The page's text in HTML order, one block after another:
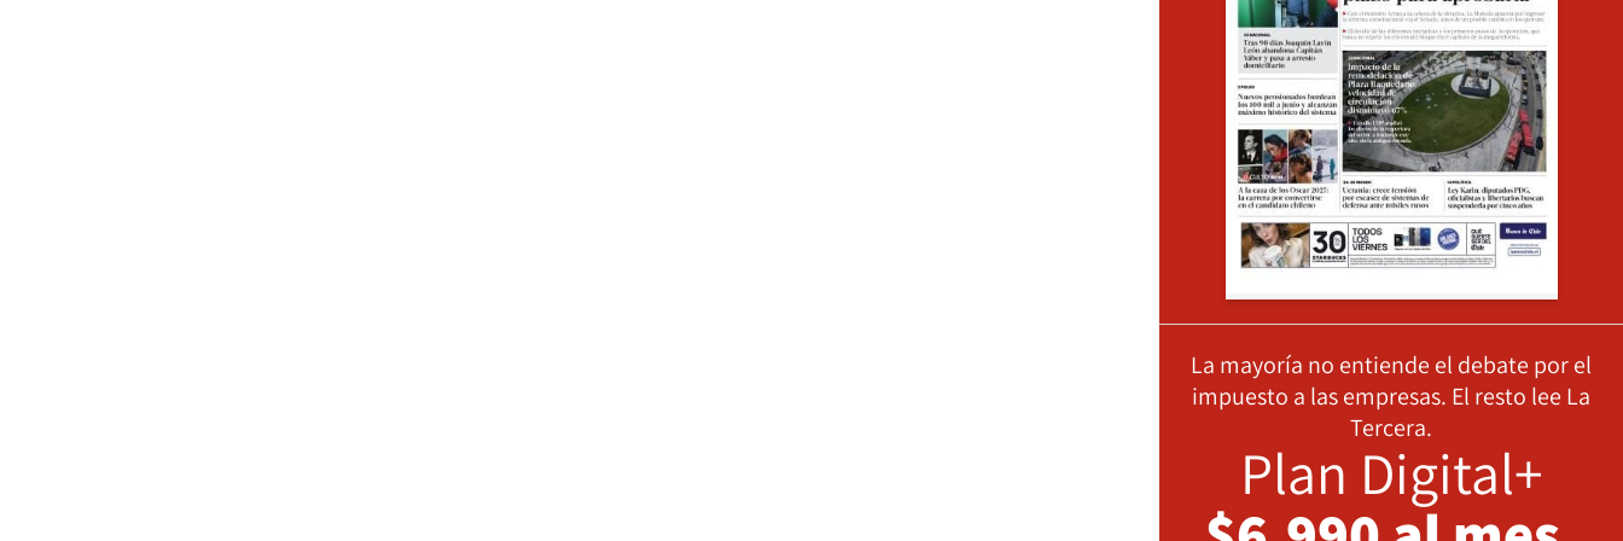
La mayoría no entiende el debate por el
impuesto a las empresas. El resto lee La
Tercera.
Plan Digital+